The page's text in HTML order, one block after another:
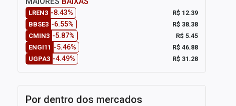
LREN3 -8.43%
R$ 12.39
BBSE3 -6.55%
R$ 38.38
CMIN3 -5.87%
R$ 5.45
ENGI11 -5.46%
R$ 46.88
UGPA3 -4.49% R$ 31.28
Por dentro dos mercados